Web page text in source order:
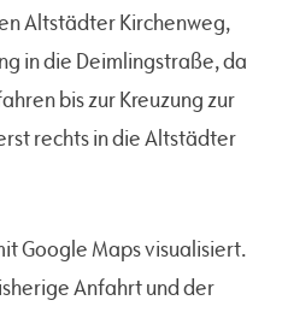
Altstädter Kirchenweg,
in die Deimlingstraße, da
bis zur Kreuzung zur
rechts in die Altstädter
Google Maps visualisiert.
Anfahrt und der